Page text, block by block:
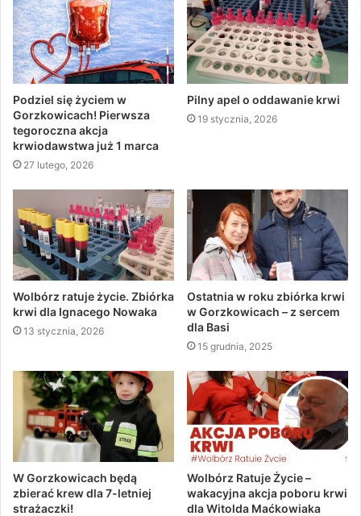
Podziel się życiem w
Gorzkowicach! Pierwsza
tegoroczna akcja
krwiodawstwa już 1 marca
27 lutego, 2026
Pilny apel o oddawanie krwi
19 stycznia, 2026
Wolbórz ratuje życie. Zbiórka
krwi dla Ignacego Nowaka
13 stycznia, 2026
Ostatnia w roku zbiórka krwi
w Gorzkowicach – z sercem
dla Basi
15 grudnia, 2025
W Gorzkowicach będą
zbierać krew dla 7-letniej
strażaczki!
Wolbórz Ratuje Życie –
wakacyjna akcja poboru krwi
dla Witolda Maćkowiaka